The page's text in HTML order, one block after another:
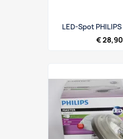
LED-Spot PHILIPS
€ 28,90